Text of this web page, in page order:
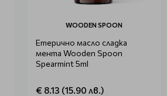
WOODEN SPOON
Етерично масло сладка
мента Wooden Spoon
Spearmint 5ml
€ 8.13 (15.90 лв.)